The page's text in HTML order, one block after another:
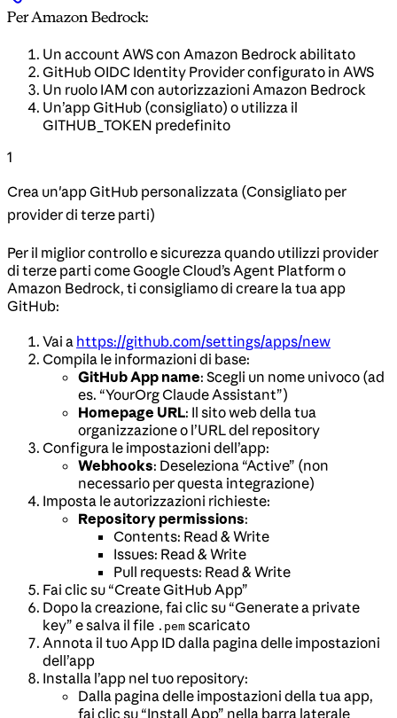
Per Amazon Bedrock:
Un account AWS con Amazon Bedrock abilitato
GitHub OIDC Identity Provider configurato in AWS
Un ruolo IAM con autorizzazioni Amazon Bedrock
Un’app GitHub (consigliato) o utilizza il
GITHUB_TOKEN predefinito
1
Crea un'app GitHub personalizzata (Consigliato per
provider di terze parti)
Per il miglior controllo e sicurezza quando utilizzi provider
di terze parti come Google Cloud’s Agent Platform o
Amazon Bedrock, ti consigliamo di creare la tua app
GitHub:
Vai a https://github.com/settings/apps/new
Compila le informazioni di base:
GitHub App name: Scegli un nome univoco (ad
es. “YourOrg Claude Assistant”)
Homepage URL: Il sito web della tua
organizzazione o l’URL del repository
Configura le impostazioni dell’app:
Webhooks: Deseleziona “Active” (non
necessario per questa integrazione)
Imposta le autorizzazioni richieste:
Repository permissions:
Contents: Read & Write
Issues: Read & Write
Pull requests: Read & Write
Fai clic su “Create GitHub App”
Dopo la creazione, fai clic su “Generate a private
key” e salva il file .pem scaricato
Annota il tuo App ID dalla pagina delle impostazioni
dell’app
Installa l’app nel tuo repository:
Dalla pagina delle impostazioni della tua app,
fai clic su “Install App” nella barra laterale